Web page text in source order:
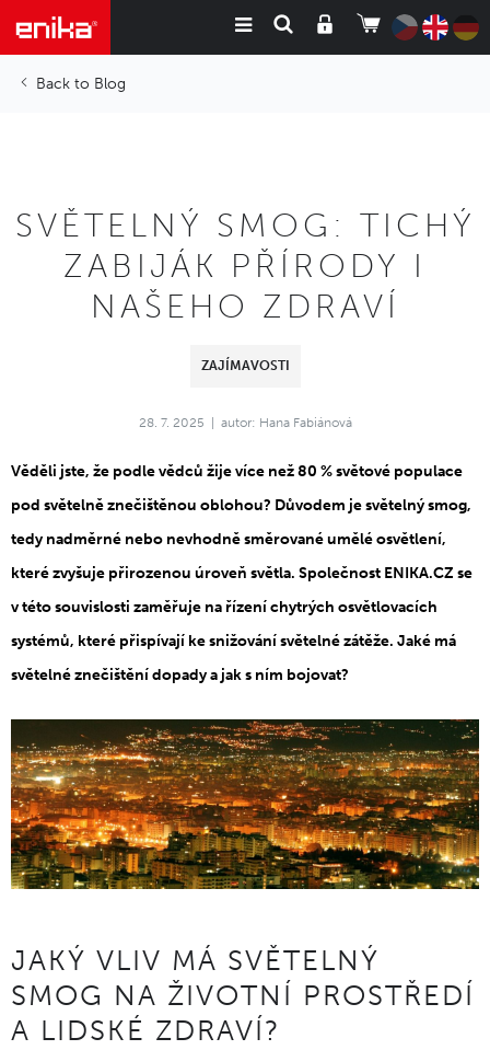
Blog
SVĚTELNÝ SMOG: TICHÝ
ZABIJÁK PŘÍRODY I
NAŠEHO ZDRAVÍ
ZAJÍMAVOSTI
28. 7. 2025 autor: Hana Fabiánová
Věděli jste, že podle vědců žije více než 80 % světové populace
pod světelně znečištěnou oblohou? Důvodem je světelný smog,
tedy nadměrné nebo nevhodně směrované umělé osvětlení,
které zvyšuje přirozenou úroveň světla. Společnost ENIKA.CZ se
v této souvislosti zaměřuje na řízení chytrých osvětlovacích
systémů, které přispívají ke snižování světelné zátěže. Jaké má
světelné znečištění dopady a jak s ním bojovat?
JAKÝ VLIV MÁ SVĚTELNÝ
SMOG NA ŽIVOTNÍ PROSTŘEDÍ
A LIDSKÉ ZDRAVÍ?